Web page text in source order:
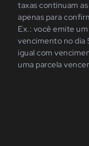
taxas continuam
apenas para
Ex.: você emite
vencimento no dia
igual com
uma parcela